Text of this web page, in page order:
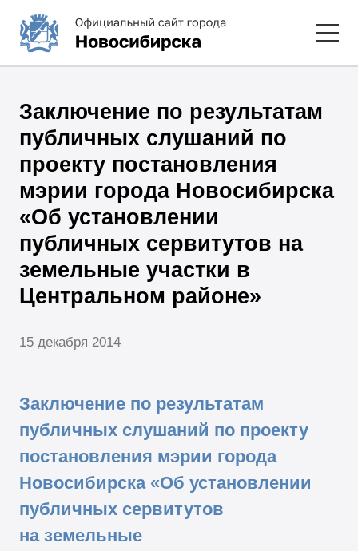
Заключение по результатам
публичных слушаний по
проекту постановления
мэрии города Новосибирска
«Об установлении
публичных сервитутов на
земельные участки в
Центральном районе»
15 декабря 2014
Заключение по результатам
публичных слушаний по проекту
постановления мэрии города
Новосибирска «Об установлении
публичных сервитутов
на земельные